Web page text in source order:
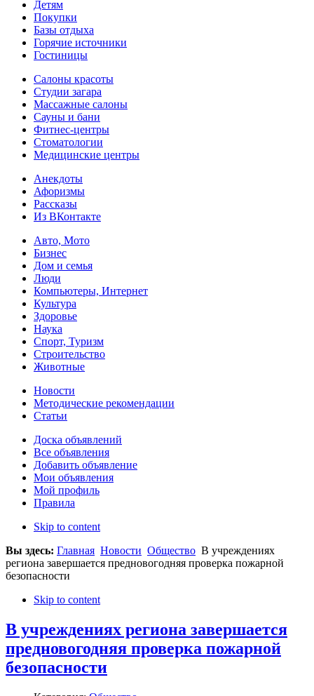
Детям
Покупки
Базы отдыха
Горячие источники
Гостиницы
Салоны красоты
Студии загара
Массажные салоны
Сауны и бани
Фитнес-центры
Стоматологии
Медицинские центры
Анекдоты
Афоризмы
Рассказы
Из ВКонтакте
Авто, Мото
Бизнес
Дом и семья
Люди
Компьютеры, Интернет
Культура
Здоровье
Наука
Спорт, Туризм
Строительство
Животные
Новости
Методические рекомендации
Статьи
Доска объявлений
Все объявления
Добавить объявление
Мои объявления
Мой профиль
Правила
Skip to content
Вы здесь: Главная Новости Общество В учреждениях
региона завершается предновогодняя проверка пожарной
безопасности
Skip to content
В учреждениях региона завершается
предновогодняя проверка пожарной
безопасности